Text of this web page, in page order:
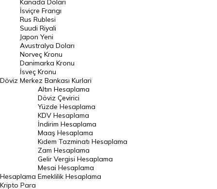
Frank Kuru
Riyal Kuru
Avustralya Doları
Danimarka Kronu Kuru
Kanada Doları Kuru
Norveç Kronu Kuru
İsveç Kronu Kuru
Japon Yeni Kuru
Serbest Piyasa Döviz Kurları
Merkez Bankası Döviz Kurları
Altın Fiyatları
Döviz
Kanada Doları
İsviçre Frangı
Rus Rublesi
Suudi Riyali
Japon Yeni
Avustralya Doları
Norveç Kronu
Danimarka Kronu
İsveç Kronu
Merkez Bankası Kurlari
Hesaplama
Altın Hesaplama
Döviz Çevirici
Yüzde Hesaplama
KDV Hesaplama
İndirim Hesaplama
Maaş Hesaplama
Kıdem Tazminatı Hesaplama
Zam Hesaplama
Gelir Vergisi Hesaplama
Mesai Hesaplama
Emeklilik Hesaplama
Kripto Para